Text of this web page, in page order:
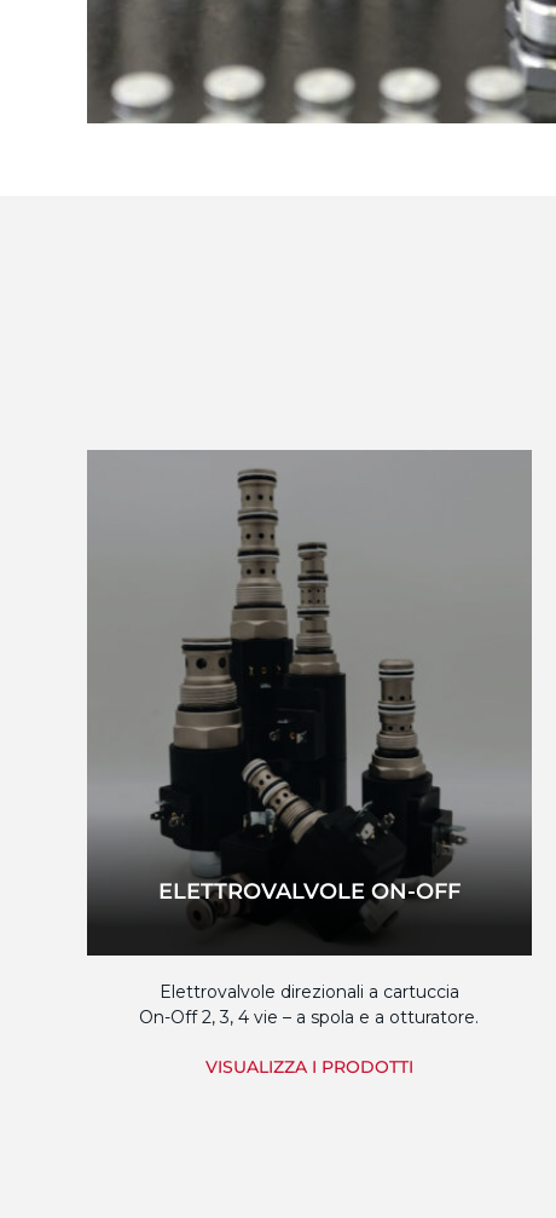
ELETTROVALVOLE ON-OFF
Elettrovalvole direzionali a cartuccia
On-Off 2, 3, 4 vie – a spola e a otturatore.
VISUALIZZA I PRODOTTI